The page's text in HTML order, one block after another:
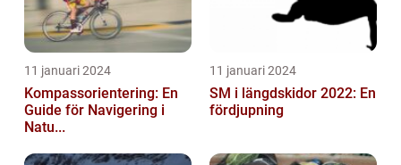
11 januari 2024
Kompassorientering: En
Guide för Navigering i
Natu...
11 januari 2024
SM i längdskidor 2022: En
fördjupning